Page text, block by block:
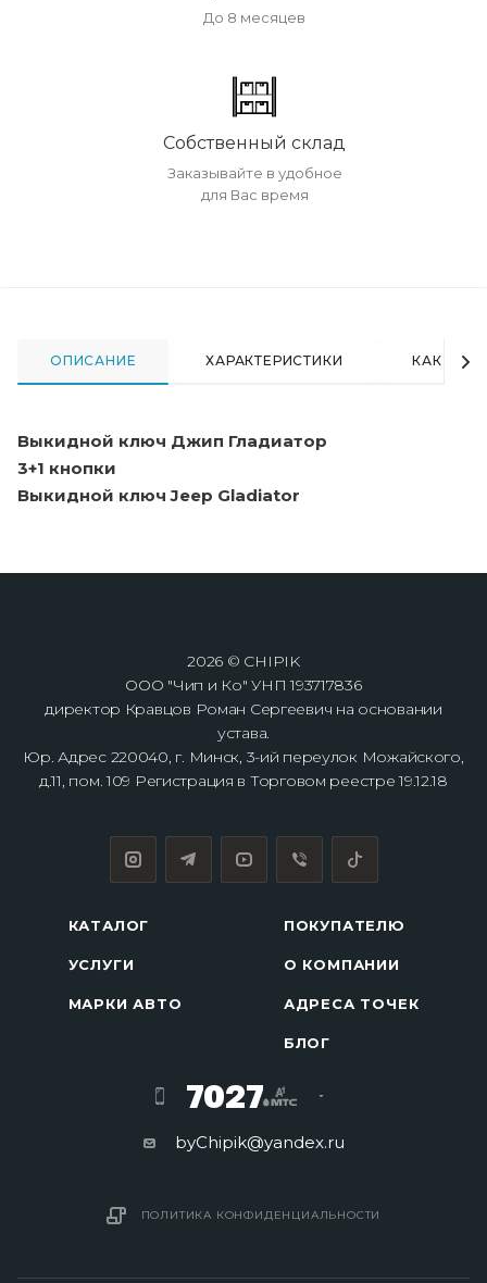
До 8 месяцев
Собственный склад
Заказывайте в удобное
для Вас время
ОПИСАНИЕ ХАРАКТЕРИСТИКИ КАК
Выкидной ключ Джип Гладиатор
3+1 кнопки
Выкидной ключ Jeep Gladiator
2026 © CHIPIK
ООО "Чип и Ко" УНП 193717836
директор Кравцов Роман Сергеевич на основании
устава.
Юр. Адрес 220040, г. Минск, 3-ий переулок Можайского,
д.11, пом. 109 Регистрация в Торговом реестре 19.12.18
КАТАЛОГ
УСЛУГИ
МАРКИ АВТО
ПОКУПАТЕЛЮ
О КОМПАНИИ
АДРЕСА ТОЧЕК
БЛОГ
7027
byChipik@yandex.ru
ПОЛИТИКА КОНФИДЕНЦИАЛЬНОСТИ